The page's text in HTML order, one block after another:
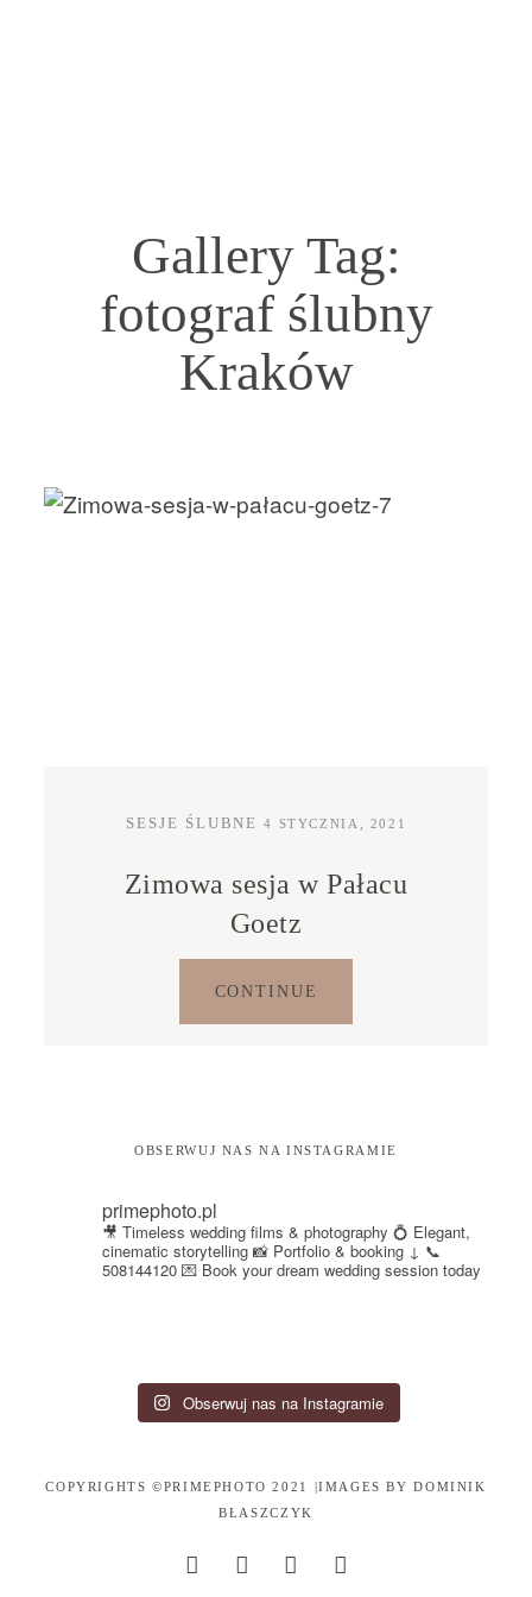
HOME
FILMY ŚLUBNE
Gallery Tag:
fotograf ślubny
Kraków
SESJE ŚLUBNE 4 STYCZNIA, 2021
Zimowa sesja w Pałacu
Goetz
CONTINUE
OBSERWUJ NAS NA INSTAGRAMIE
primephoto.pl
🎥 Timeless wedding films & photography 💍 Elegant,
cinematic storytelling📸 Portfolio & booking ↓ 📞
508144120💌 Book your dream wedding session today
Obserwuj nas na Instagramie
COPYRIGHTS ©PRIMEPHOTO 2021 |IMAGES BYDOMINIK
BŁASZCZYK